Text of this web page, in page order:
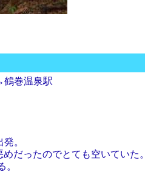
巻温泉駅
発。
ったのでとても空いていた。
る。